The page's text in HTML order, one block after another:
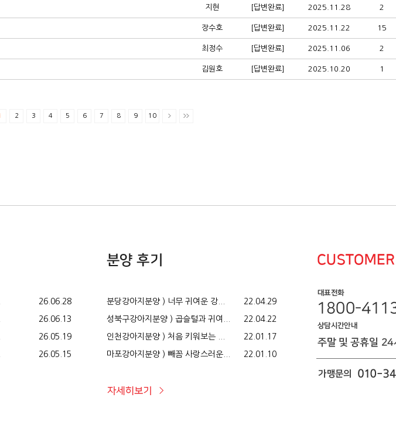
지현 [답변완료] 2025.11.28 2
장수호 [답변완료] 2025.11.22 15
최정수 [답변완료] 2025.11.06 2
김원호 [답변완료] 2025.10.20 1
2 3 4 5 6 7 8 9 10
26.06.28
26.06.13
26.05.19
26.05.15
분당강아지분양 ) 너무 귀여운 강... 22.04.29
성북구강아지분양 ) 곱슬털과 귀여... 22.04.22
인천강아지분양 ) 처음 키워보는 ... 22.01.17
마포강아지분양 ) 빼꼼 사랑스러운... 22.01.10